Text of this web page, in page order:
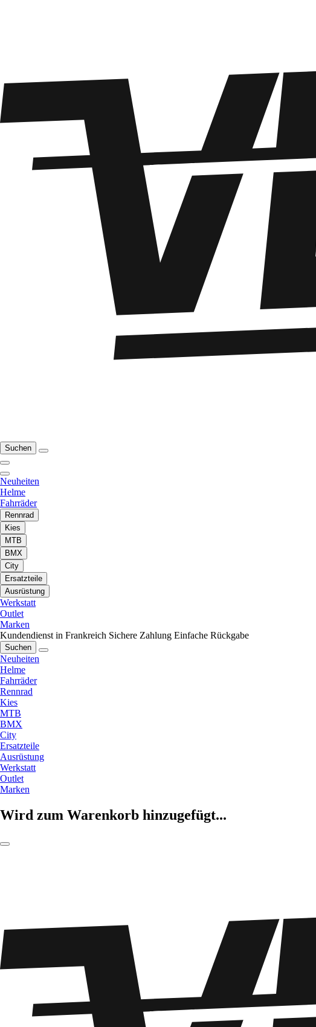
Suchen
Neuheiten
Helme
Fahrräder
Rennrad
Kies
MTB
BMX
City
Ersatzteile
Ausrüstung
Werkstatt
Outlet
Marken
Kundendienst in Frankreich Sichere Zahlung Einfache Rückgabe
Suchen
Neuheiten
Helme
Fahrräder
Rennrad
Kies
MTB
BMX
City
Ersatzteile
Ausrüstung
Werkstatt
Outlet
Marken
Wird zum Warenkorb hinzugefügt...